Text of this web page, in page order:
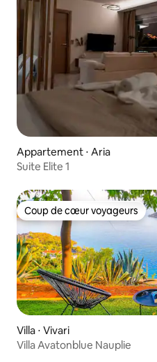
Appartement ⋅ Aria
Suite Elite 1
Coup de cœur voyageurs
Coup de cœur voyageurs
Villa ⋅ Vivari
Villa Avatonblue Nauplie